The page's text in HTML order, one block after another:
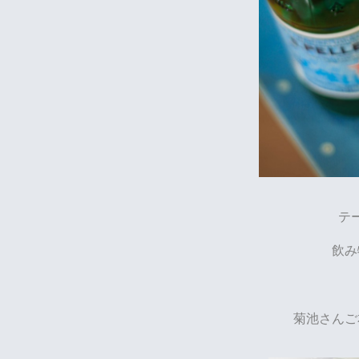
テ
飲
菊池さん